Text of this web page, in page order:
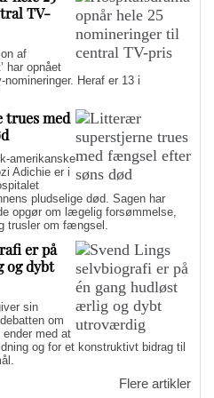
TV-
af
har opnået
Heraf er 13 i
med
amerikanske
Adichie er i
pludselige død. Sagen har
opgør om lægelig forsømmelse,
trusler om fængsel.
er på
og dybt
sin
om
med at
og for et konstruktivt bidrag til
Flere artikler